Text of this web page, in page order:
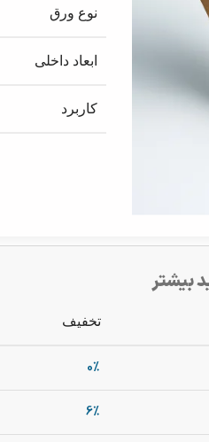
نوع ورق
ابعاد داخلی
کاربرد
بیشتر
تخفیف
0%
6%